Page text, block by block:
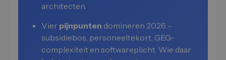
architecten.
Vier pijnpunten domineren 2026 –
subsidiebos, personeeltekort, GEG-
complexiteit en softwareplicht. Wie daar